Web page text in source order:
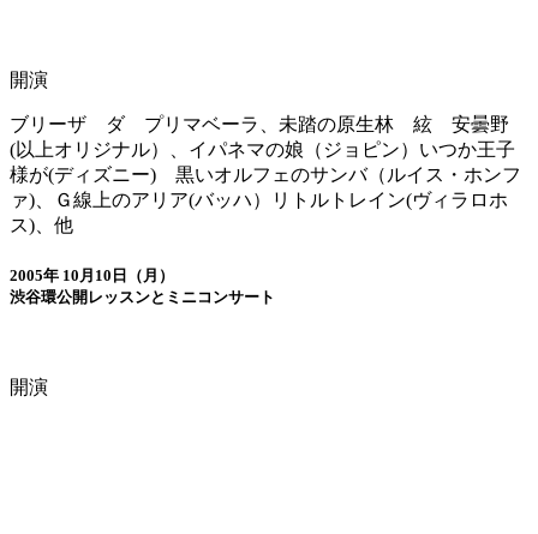
開演
ブリーザ ダ プリマベーラ、未踏の原生林 絃 安曇野
(以上オリジナル）、イパネマの娘（ジョピン）いつか王子
様が(ディズニー) 黒いオルフェのサンバ（ルイス・ホンフ
ァ)、Ｇ線上のアリア(バッハ）リトルトレイン(ヴィラロホ
ス)、他
2005年 10月10日（月）
渋谷環公開レッスンとミニコンサート
開演